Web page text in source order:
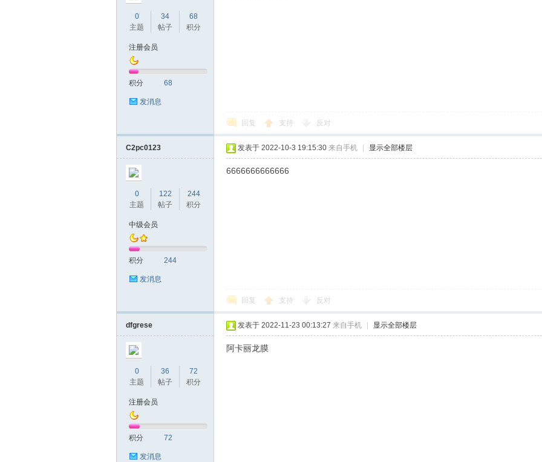
0
主题
34
帖子
68
积分
注册会员
积分 68
发消息
回复 支持 反对
C2pc0123
0
主题
122
帖子
244
积分
中级会员
积分 244
发消息
发表于 2022-10-3 19:15:30 来自手机 显示全部楼层
6666666666666
回复 支持 反对
dfgrese
0
主题
36
帖子
72
积分
注册会员
积分 72
发消息
发表于 2022-11-23 00:13:27 来自手机 显示全部楼层
阿卡丽龙膜